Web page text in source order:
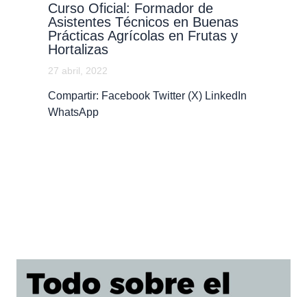
Curso Oficial: Formador de
Asistentes Técnicos en Buenas
Prácticas Agrícolas en Frutas y
Hortalizas
27 abril, 2022
Compartir: Facebook Twitter (X) LinkedIn
WhatsApp